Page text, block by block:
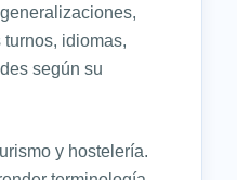
idiomas,
según su
y hostelería.